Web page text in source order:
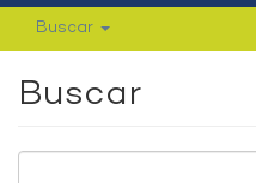
Buscar
Buscar